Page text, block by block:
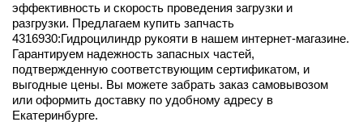
эффективность и скорость проведения загрузки и
разгрузки. Предлагаем купить запчасть
4316930:Гидроцилиндр рукояти в нашем интернет-магазине.
Гарантируем надежность запасных частей,
подтвержденную соответствующим сертификатом, и
выгодные цены. Вы можете забрать заказ самовывозом
или оформить доставку по удобному адресу в
Екатеринбурге.